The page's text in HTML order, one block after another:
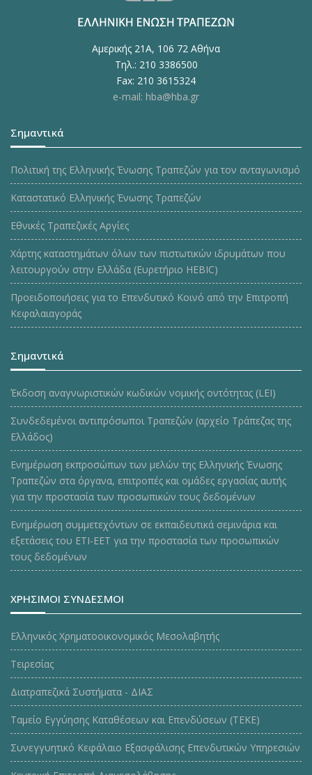
Αμερικής 21Α, 106 72 Αθήνα
Τηλ.: 210 3386500
Fax: 210 3615324
e-mail: hba@hba.gr
Σημαντικά
Πολιτική της Ελληνικής Ένωσης Τραπεζών για τον ανταγωνισμό
Καταστατικό Ελληνικής Ένωσης Τραπεζών
Εθνικές Τραπεζικές Αργίες
Χάρτης καταστημάτων όλων των πιστωτικών ιδρυμάτων που
λειτουργούν στην Ελλάδα (Ευρετήριο HEBIC)
Προειδοποιήσεις για το Επενδυτικό Κοινό από την Επιτροπή
Κεφαλαιαγοράς
Σημαντικά
Έκδοση αναγνωριστικών κωδικών νομικής οντότητας (LEI)
Συνδεδεμένοι αντιπρόσωποι Τραπεζών (αρχείο Τράπεζας της
Ελλάδος)
Ενημέρωση εκπροσώπων των μελών της Ελληνικής Ένωσης
Τραπεζών στα όργανα, επιτροπές και ομάδες εργασίας αυτής
για την προστασία των προσωπικών τους δεδομένων
Ενημέρωση συμμετεχόντων σε εκπαιδευτικά σεμινάρια και
εξετάσεις του ΕΤΙ-ΕΕΤ για την προστασία των προσωπικών
τους δεδομένων
ΧΡΗΣΙΜΟΙ ΣΥΝΔΕΣΜΟΙ
Ελληνικός Χρηματοοικονομικός Μεσολαβητής
Τειρεσίας
Διατραπεζικά Συστήματα - ΔΙΑΣ
Ταμείο Εγγύησης Καταθέσεων και Επενδύσεων (ΤΕΚE)
Συνεγγυητικό Κεφάλαιο Εξασφάλισης Επενδυτικών Υπηρεσιών